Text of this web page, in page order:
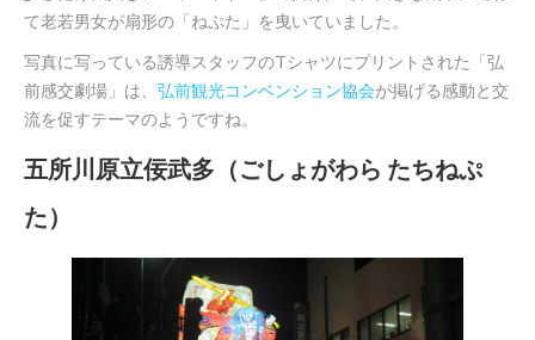
て老若男女が扇形の「ねぷた」を曳いていました。
写真に写っている誘導スタッフのTシャツにプリントされた「弘
前感交劇場」は、 弘前観光コンベンション協会が掲げる感動と交
流を促すテーマのようですね。
五所川原立佞武多（ごしょがわら たちねぷ
た）